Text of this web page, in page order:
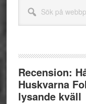
webbplatsen
Recension:
Huskvarna
lysande kväll